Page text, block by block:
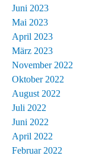
Juni 2023
Mai 2023
April 2023
März 2023
November 2022
Oktober 2022
August 2022
Juli 2022
Juni 2022
April 2022
Februar 2022